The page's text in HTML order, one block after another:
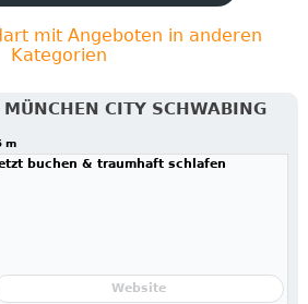
mit Angeboten in anderen
Kategorien
CITY SCHWABING
m
buchen & traumhaft schlafen
Website